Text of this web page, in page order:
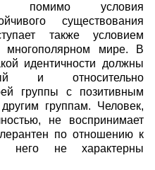
помимо условия
существования
также условием
многополярном мире. В
идентичности должны
и относительно
группы с позитивным
группам. Человек,
не воспринимает
по отношению к
него не характерны